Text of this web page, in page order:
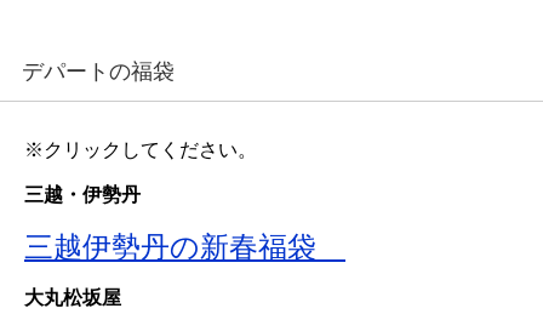
デパートの福袋
※クリックしてください。
三越・伊勢丹
三越伊勢丹の新春福袋
大丸松坂屋